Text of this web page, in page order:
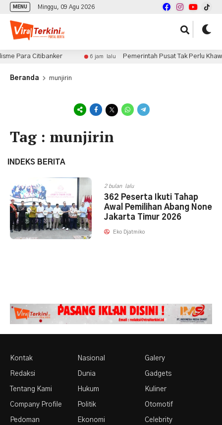
MENU Minggu, 09 Agu 2026
Para Citibanker 6 jam lalu Pemerintah Pusat Tak Perlu
Beranda munjirin
Tag : munjirin
INDEKS BERITA
2 bulan lalu
362 Peserta Ikuti Tahap
Awal Pemilihan Abang None
Jakarta Timur 2026
Eko Djatmiko
Kontak
Redaksi
Tentang Kami
Company Profile
Pedoman
Nasional
Dunia
Hukum
Politik
Ekonomi
Galery
Gadgets
Kuliner
Otomotif
Celebrity